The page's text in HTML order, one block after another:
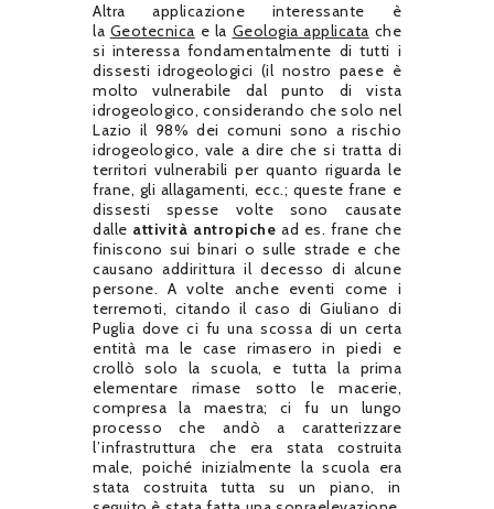
Altra applicazione interessante è
la Geotecnica e la Geologia applicata che
si interessa fondamentalmente di tutti i
dissesti idrogeologici (il nostro paese è
molto vulnerabile dal punto di vista
idrogeologico, considerando che solo nel
Lazio il 98% dei comuni sono a rischio
idrogeologico, vale a dire che si tratta di
territori vulnerabili per quanto riguarda le
frane, gli allagamenti, ecc.; queste frane e
dissesti spesse volte sono causate
dalle attività antropiche ad es. frane che
finiscono sui binari o sulle strade e che
causano addirittura il decesso di alcune
persone. A volte anche eventi come i
terremoti, citando il caso di Giuliano di
Puglia dove ci fu una scossa di un certa
entità ma le case rimasero in piedi e
crollò solo la scuola, e tutta la prima
elementare rimase sotto le macerie,
compresa la maestra; ci fu un lungo
processo che andò a caratterizzare
l’infrastruttura che era stata costruita
male, poiché inizialmente la scuola era
stata costruita tutta su un piano, in